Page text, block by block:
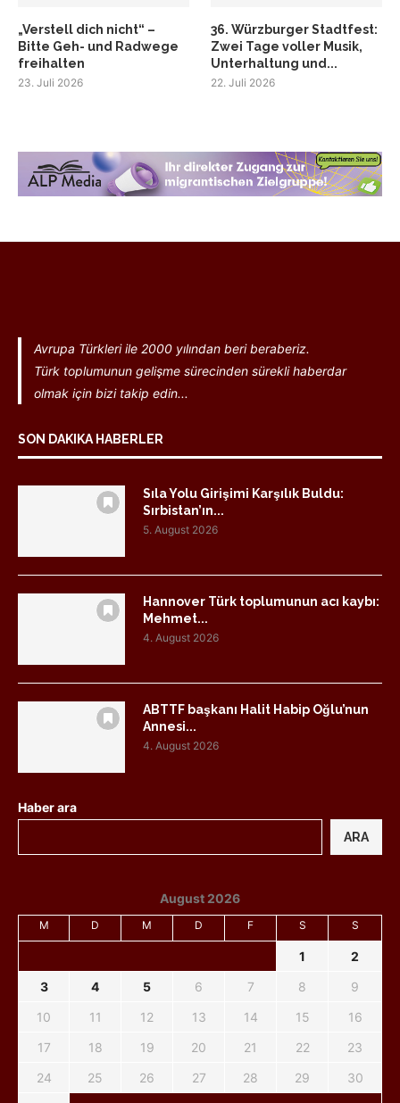
„Verstell dich nicht“ –
Bitte Geh- und Radwege
freihalten
23. Juli 2026
36. Würzburger Stadtfest:
Zwei Tage voller Musik,
Unterhaltung und...
22. Juli 2026
Avrupa Türkleri ile 2000 yılından beri beraberiz.
Türk toplumunun gelişme sürecinden sürekli haberdar
olmak için bizi takip edin...
SON DAKIKA HABERLER
Sıla Yolu Girişimi Karşılık Buldu:
Sırbistan’ın...
5. August 2026
Hannover Türk toplumunun acı kaybı:
Mehmet...
4. August 2026
ABTTF başkanı Halit Habip Oğlu’nun
Annesi...
4. August 2026
Haber ara
ARA
August 2026
M D M D F S S
1
2
3
4 5 6 7 8
9
10
11 12 13 14 15
16
17
18 19 20 21 22
23
24
25 26 27 28 29
30